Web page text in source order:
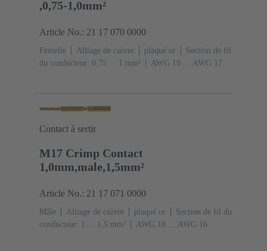
,0,75-1,0mm²
Article No.: 21 17 070 0000
Femelle Alliage de cuivre plaqué or
Section de fil
du conducteur: 0,75 ... 1 mm²
AWG 19 ... AWG 17
Contact à sertir
M17 Crimp Contact
1,0mm,male,1,5mm²
Article No.: 21 17 071 0000
Mâle Alliage de cuivre plaqué or
Section de fil du
conducteur: 1 ... 1,5 mm²
AWG 18 ... AWG 16